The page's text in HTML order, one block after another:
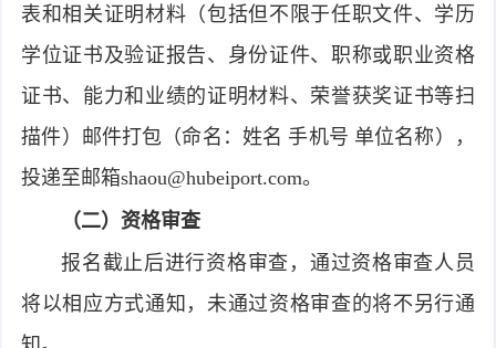
表和相关证明材料（包括但不限于任职文件、学历
学位证书及验证报告、身份证件、职称或职业资格
证书、能力和业绩的证明材料、荣誉获奖证书等扫
描件）邮件打包（命名：姓名 手机号 单位名称），
投递至邮箱shaou@hubeiport.com。
（二）资格审查
报名截止后进行资格审查，通过资格审查人员
将以相应方式通知，未通过资格审查的将不另行通